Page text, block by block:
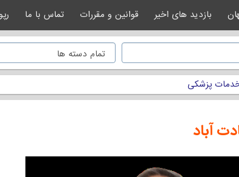
بازدید های اخیر قوانین و مقررات تماس با ما
پزشکی
آباد